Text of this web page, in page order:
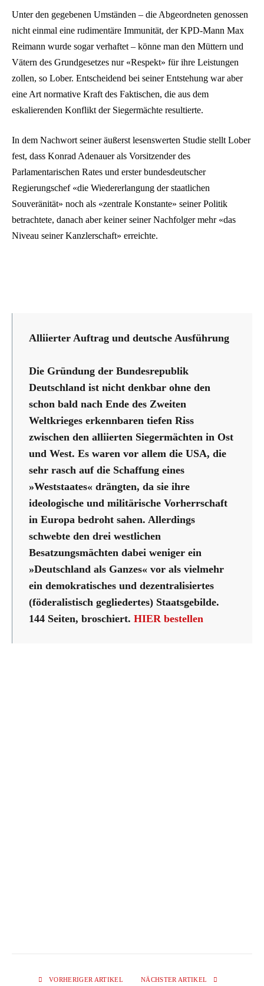
Unter den gegebenen Umständen – die Abgeordneten genossen
nicht einmal eine rudimentäre Immunität, der KPD-Mann Max
Reimann wurde sogar verhaftet – könne man den Müttern und
Vätern des Grundgesetzes nur «Respekt» für ihre Leistungen
zollen, so Lober. Entscheidend bei seiner Entstehung war aber
eine Art normative Kraft des Faktischen, die aus dem
eskalierenden Konflikt der Siegermächte resultierte.
In dem Nachwort seiner äußerst lesenswerten Studie stellt Lober
fest, dass Konrad Adenauer als Vorsitzender des
Parlamentarischen Rates und erster bundesdeutscher
Regierungschef «die Wiedererlangung der staatlichen
Souveränität» noch als «zentrale Konstante» seiner Politik
betrachtete, danach aber keiner seiner Nachfolger mehr «das
Niveau seiner Kanzlerschaft» erreichte.
Alliierter Auftrag und deutsche Ausführung
Die Gründung der Bundesrepublik
Deutschland ist nicht denkbar ohne den
schon bald nach Ende des Zweiten
Weltkrieges erkennbaren tiefen Riss
zwischen den alliierten Siegermächten in Ost
und West. Es waren vor allem die USA, die
sehr rasch auf die Schaffung eines
»Weststaates« drängten, da sie ihre
ideologische und militärische Vorherrschaft
in Europa bedroht sahen. Allerdings
schwebte den drei westlichen
Besatzungsmächten dabei weniger ein
»Deutschland als Ganzes« vor als vielmehr
ein demokratisches und dezentralisiertes
(föderalistisch gegliedertes) Staatsgebilde.
144 Seiten, broschiert. HIER bestellen
VORHERIGER ARTIKEL NÄCHSTER ARTIKEL